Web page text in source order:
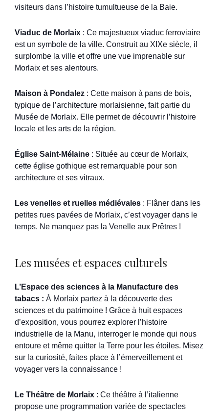
visiteurs dans l’histoire tumultueuse de la Baie.
Viaduc de Morlaix : Ce majestueux viaduc ferroviaire
est un symbole de la ville. Construit au XIXe siècle, il
surplombe la ville et offre une vue imprenable sur
Morlaix et ses alentours.
Maison à Pondalez : Cette maison à pans de bois,
typique de l’architecture morlaisienne, fait partie du
Musée de Morlaix. Elle permet de découvrir l’histoire
locale et les arts de la région.
Église Saint-Mélaine : Située au cœur de Morlaix,
cette église gothique est remarquable pour son
architecture et ses vitraux.
Les venelles et ruelles médiévales : Flâner dans les
petites rues pavées de Morlaix, c’est voyager dans le
temps. Ne manquez pas la Venelle aux Prêtres !
Les musées et espaces culturels
L’Espace des sciences à la Manufacture des
tabacs : À Morlaix partez à la découverte des
sciences et du patrimoine ! Grâce à huit espaces
d’exposition, vous pourrez explorer l’histoire
industrielle de la Manu, interroger le monde qui nous
entoure et même quitter la Terre pour les étoiles. Misez
sur la curiosité, faites place à l’émerveillement et
voyager vers la connaissance !
Le Théâtre de Morlaix : Ce théâtre à l’italienne
propose une programmation variée de spectacles